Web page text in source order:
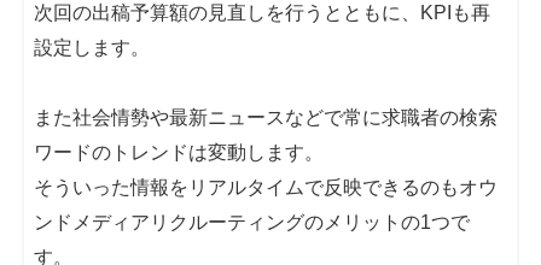
次回の出稿予算額の見直しを行うとともに、KPIも再
設定します。
また社会情勢や最新ニュースなどで常に求職者の検索
ワードのトレンドは変動します。
そういった情報をリアルタイムで反映できるのもオウ
ンドメディアリクルーティングのメリットの1つで
す。